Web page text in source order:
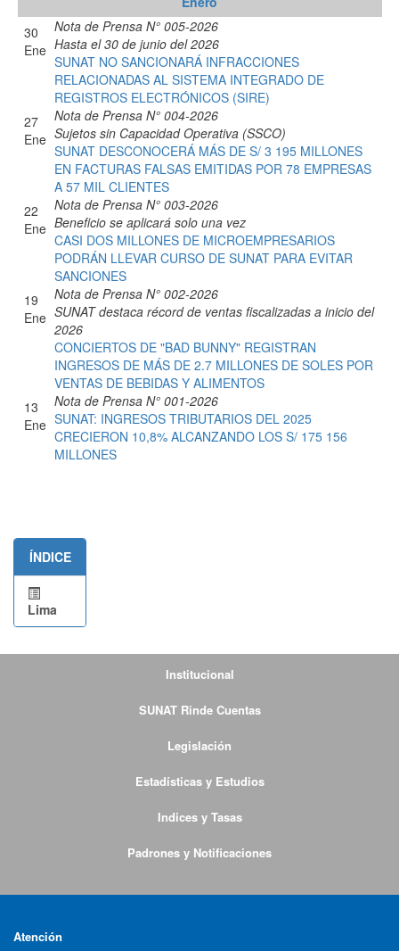
30
Ene
Nota de Prensa N° 005-2026
Hasta el 30 de junio del 2026
SUNAT NO SANCIONARÁ INFRACCIONES
RELACIONADAS AL SISTEMA INTEGRADO DE
REGISTROS ELECTRÓNICOS (SIRE)
27
Ene
Nota de Prensa N° 004-2026
Sujetos sin Capacidad Operativa (SSCO)
SUNAT DESCONOCERÁ MÁS DE S/ 3 195 MILLONES
EN FACTURAS FALSAS EMITIDAS POR 78 EMPRESAS
A 57 MIL CLIENTES
22
Ene
Nota de Prensa N° 003-2026
Beneficio se aplicará solo una vez
CASI DOS MILLONES DE MICROEMPRESARIOS
PODRÁN LLEVAR CURSO DE SUNAT PARA EVITAR
SANCIONES
19
Ene
Nota de Prensa N° 002-2026
SUNAT destaca récord de ventas fiscalizadas a inicio del
2026
CONCIERTOS DE "BAD BUNNY" REGISTRAN
INGRESOS DE MÁS DE 2.7 MILLONES DE SOLES POR
VENTAS DE BEBIDAS Y ALIMENTOS
13
Ene
Nota de Prensa N° 001-2026
SUNAT: INGRESOS TRIBUTARIOS DEL 2025
CRECIERON 10,8% ALCANZANDO LOS S/ 175 156
MILLONES
ÍNDICE
Lima
Institucional
SUNAT Rinde Cuentas
Legislación
Estadísticas y Estudios
Indices y Tasas
Padrones y Notificaciones
Atención